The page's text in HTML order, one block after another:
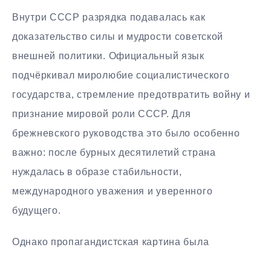
Внутри СССР разрядка подавалась как
доказательство силы и мудрости советской
внешней политики. Официальный язык
подчёркивал миролюбие социалистического
государства, стремление предотвратить войну и
признание мировой роли СССР. Для
брежневского руководства это было особенно
важно: после бурных десятилетий страна
нуждалась в образе стабильности,
международного уважения и уверенного
будущего.
Однако пропагандистская картина была